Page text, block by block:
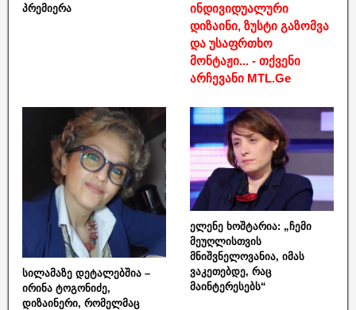
პრემიერა
ინდივიდუალური
დიზაინი, ზუსტი გაზომვა
და უსაფრთხო
მონტაჟი... - თქვენი
არჩევანი MTL.Ge
სილამაზე დეტალებშია –
ირინა ტოგონიძე,
დიზაინერი, რომელმაც
ელენე ხოშტარია: „ჩემი
მეუღლისთვის
მნიშვნელოვანია, იმას
ვაკეთებდე, რაც
მაინტერესებს“